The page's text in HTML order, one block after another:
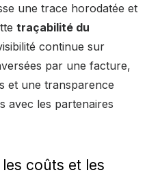
une trace horodatée et
traçabilité du
continue sur
par une facture,
et une transparence
avec les partenaires
coûts et les